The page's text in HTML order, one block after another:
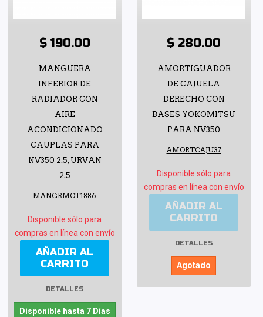
$ 190.00
MANGUERA
INFERIOR DE
RADIADOR CON
AIRE
ACONDICIONADO
CAUPLAS PARA
NV350 2.5, URVAN
2.5
MANGRMOT1886
Disponible sólo para
compras en línea con envío
AÑADIR AL
CARRITO
DETALLES
Disponible hasta 7 Días
$ 280.00
AMORTIGUADOR
DE CAJUELA
DERECHO CON
BASES YOKOMITSU
PARA NV350
AMORTCAJU37
Disponible sólo para
compras en línea con envío
AÑADIR AL
CARRITO
DETALLES
Agotado